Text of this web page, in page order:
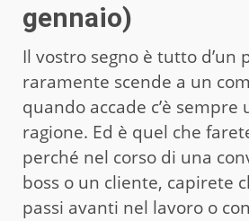
gennaio)
Il vostro segno è tutto d’un
raramente scende a un
quando accade c’è sempre
ragione. Ed è quel che
perché nel corso di una
boss o un cliente, capirete
passi avanti nel lavoro o